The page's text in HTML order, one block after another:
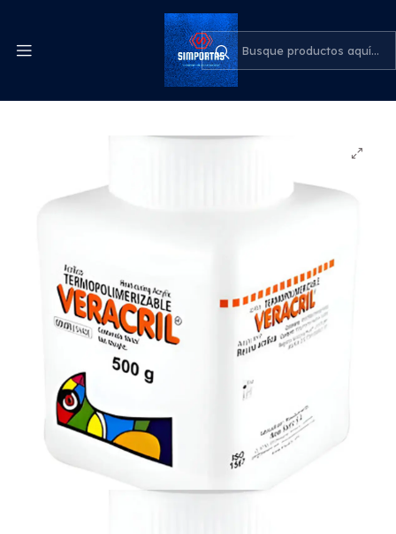
Despachos express a todo el país
Inicio Odontología
Acrílico Termocurable Veracril Rosado Jdo 500 Gr
Termocurado